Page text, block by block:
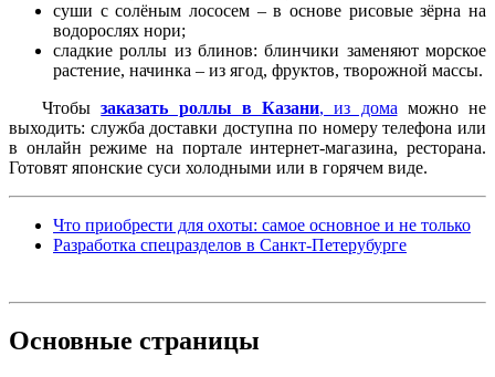
суши с солёным лососем – в основе рисовые зёрна на
водорослях нори;
сладкие роллы из блинов: блинчики заменяют морское
растение, начинка – из ягод, фруктов, творожной массы.
Чтобызаказать роллы в Казани, из домаможно не
выходить: служба доставки доступна по номеру телефона или
в онлайн режиме на портале интернет-магазина, ресторана.
Готовят японские суси холодными или в горячем виде.
Что приобрести для охоты: самое основное и не только
Разработка спецразделов в Санкт-Петерубурге
Основные страницы